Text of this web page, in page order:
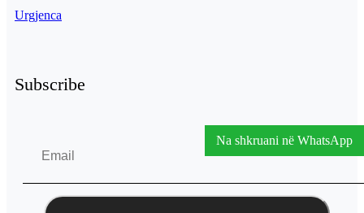
Urgjenca
Subscribe
Na shkruani në WhatsApp